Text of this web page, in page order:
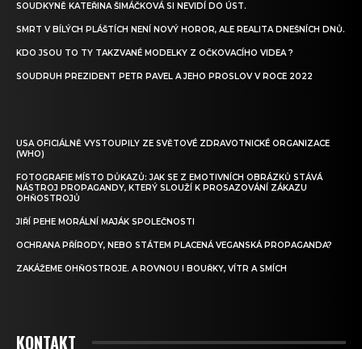
SOUDKYNĚ KATEŘINA ŠIMÁČKOVÁ SI NEVIDÍ DO ÚST.
SMRT V BÍLÝCH PLÁŠTÍCH NENÍ NOVÝ HOROR, ALE REALITA DNEŠNÍCH DNŮ.
KDO JSOU TO TY TAKZVANÉ MODELKY Z OČKOVACÍHO VIDEA ?
SOUDRUH PREZIDENT PETR PAVEL A JEHO PROSLOV V ROCE 2022
USA OFICIÁLNĚ VYSTOUPILY ZE SVĚTOVÉ ZDRAVOTNICKÉ ORGANIZACE
(WHO)
FOTOGRAFIE MÍSTO DŮKAZŮ: JAK SE Z EMOTIVNÍCH OBRÁZKŮ STÁVÁ
NÁSTROJ PROPAGANDY, KTERÝ SLOUŽÍ K PROSAZOVÁNÍ ZÁKAZU
OHŇOSTROJŮ
JIŘÍ PEHE MORÁLNÍ MAJÁK SPOLEČNOSTI
OCHRANA PŘÍRODY, NEBO STÁTEM PLACENÁ VEGANSKÁ PROPAGANDA?
ZAKÁŽEME OHŇOSTROJE. A ROVNOU I BOUŘKY, VÍTR A SMÍCH
KONTAKT